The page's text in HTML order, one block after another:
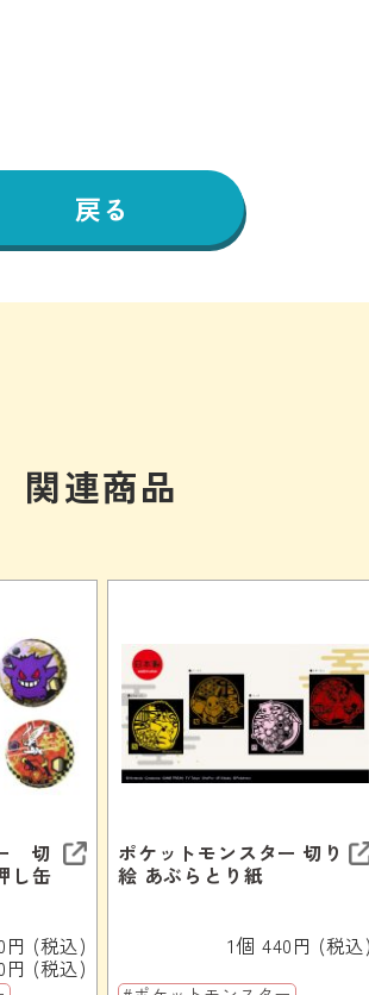
戻る
関連商品
切
し缶
円 (税込)
円 (税込)
ポケットモンスター 切り
絵 あぶらとり紙
1個 440円 (税込)